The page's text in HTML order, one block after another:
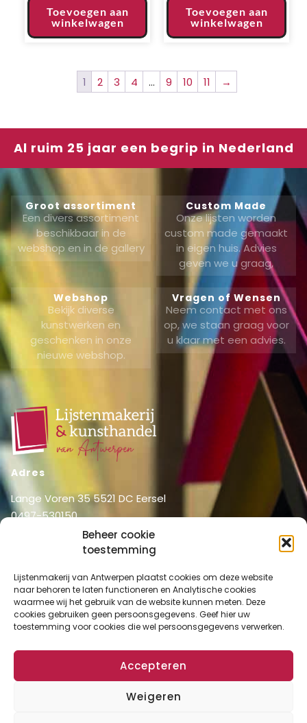
Beheer cookie
toestemming
Lijstenmakerij van Antwerpen plaatst cookies om deze website
naar behoren te laten functioneren en Analytische cookies
waarmee wij het gebruik van de website kunnen meten. Deze
cookies gebruiken geen persoonsgegevens. Geef hier uw
toestemming voor cookies die wel persoonsgegevens verwerken.
Accepteren
Weigeren
Toevoegen aan
winkelwagen
Toevoegen aan
winkelwagen
1 2 3 4 … 9 10 11 →
Al ruim 25 jaar een begrip in Nederland
Groot assortiment
Een divers assortiment
beschikbaar in de
webshop en in de gallery
Custom Made
Onze lijsten worden
custom made gemaakt
in eigen huis. Advies
geven we u graag,
Webshop
Bekijk diverse
kunstwerken en
geschenken in onze
nieuwe webshop.
Vragen of Wensen
Neem contact met ons
op, we staan graag voor
u klaar met een advies.
Adres
Lange Voren 35 5521 DC Eersel
0497-530150
info@lijstenmakerij vanantwerpen.nl
Home
Over ons
Diensten
Lijstenmakerij
Shop
Shop
Mijn account
Winkelmand
Checkout